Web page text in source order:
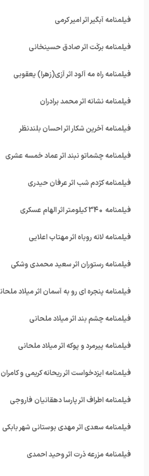
فیلمنامه آبگیر اثر امیر کرمی
فیلمنامه برکَت اثر صادق حسینخانی
فیلمنامه راه مه آلود اثر آزی(زهرا) یعقوبی
فیلمنامه نشانه اثر محمد برادران
فیلمنامه آخرین شکار اثر احسان بلندنظر
فیلمنامه چشماتو نبند اثر عماد خمسه عشری
فیلمنامه کژدم شب اثر عرفان حیدری
فیلمنامه 340 کیلومتر اثر الهام عسکری
فیلمنامه لانه روباه اثر مهتاب اعلایی
فیلمنامه رستوران اثر سعید محمدی وشکی
فیلمنامه پنجره ای رو به آسمان اثر میلاد
فیلمنامه چشم بند اثر میلاد ملحانی
فیلمنامه پیرمرد و پوکه اثر میلاد ملحانی
فیلمنامه ایزدخواست اثر ریحانه کریمی و
فیلمنامه اطراف اثر پارسا دهقانیان فاروجی
فیلمنامه سعدی اثر مهدی بوستانی شهر بابکی
فیلمنامه مزرعه ذرت اثر وحید احمدی